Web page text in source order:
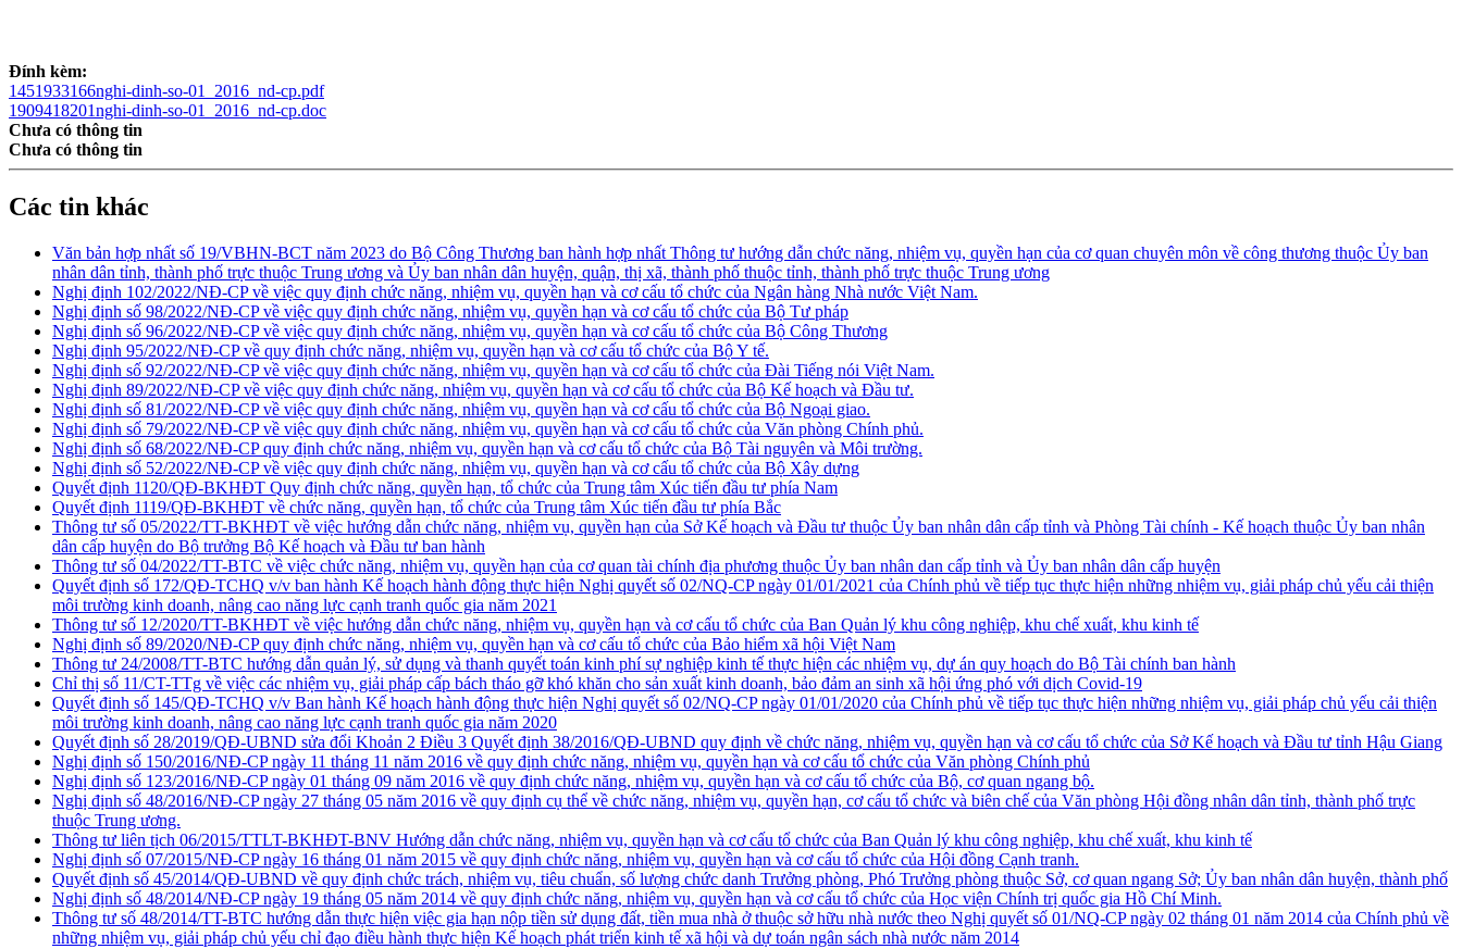
Đính kèm:
1451933166nghi-dinh-so-01_2016_nd-cp.pdf
1909418201nghi-dinh-so-01_2016_nd-cp.doc
Chưa có thông tin
Chưa có thông tin
Các tin khác
Văn bản hợp nhất số 19/VBHN-BCT năm 2023 do Bộ Công Thương ban hành hợp nhất Thông tư hướng dẫn chức năng, nhiệm vụ, quyền hạn của cơ quan chuyên môn về công thương thuộc Ủy ban
nhân dân tỉnh, thành phố trực thuộc Trung ương và Ủy ban nhân dân huyện, quận, thị xã, thành phố thuộc tỉnh, thành phố trực thuộc Trung ương
Nghị định 102/2022/NĐ-CP về việc quy định chức năng, nhiệm vụ, quyền hạn và cơ cấu tổ chức của Ngân hàng Nhà nước Việt Nam.
Nghị định số 98/2022/NĐ-CP về việc quy định chức năng, nhiệm vụ, quyền hạn và cơ cấu tổ chức của Bộ Tư pháp
Nghị định số 96/2022/NĐ-CP về việc quy định chức năng, nhiệm vụ, quyền hạn và cơ cấu tổ chức của Bộ Công Thương
Nghị định 95/2022/NĐ-CP về quy định chức năng, nhiệm vụ, quyền hạn và cơ cấu tổ chức của Bộ Y tế.
Nghị định số 92/2022/NĐ-CP về việc quy định chức năng, nhiệm vụ, quyền hạn và cơ cấu tổ chức của Đài Tiếng nói Việt Nam.
Nghị định 89/2022/NĐ-CP về việc quy định chức năng, nhiệm vụ, quyền hạn và cơ cấu tổ chức của Bộ Kế hoạch và Đầu tư.
Nghị định số 81/2022/NĐ-CP về việc quy định chức năng, nhiệm vụ, quyền hạn và cơ cấu tổ chức của Bộ Ngoại giao.
Nghị định số 79/2022/NĐ-CP về việc quy định chức năng, nhiệm vụ, quyền hạn và cơ cấu tổ chức của Văn phòng Chính phủ.
Nghị định số 68/2022/NĐ-CP quy định chức năng, nhiệm vụ, quyền hạn và cơ cấu tổ chức của Bộ Tài nguyên và Môi trường.
Nghị định số 52/2022/NĐ-CP về việc quy định chức năng, nhiệm vụ, quyền hạn và cơ cấu tổ chức của Bộ Xây dựng
Quyết định 1120/QĐ-BKHĐT Quy định chức năng, quyền hạn, tổ chức của Trung tâm Xúc tiến đầu tư phía Nam
Quyết định 1119/QĐ-BKHĐT về chức năng, quyền hạn, tổ chức của Trung tâm Xúc tiến đầu tư phía Bắc
Thông tư số 05/2022/TT-BKHĐT về việc hướng dẫn chức năng, nhiệm vụ, quyền hạn của Sở Kế hoạch và Đầu tư thuộc Ủy ban nhân dân cấp tỉnh và Phòng Tài chính - Kế hoạch thuộc Ủy ban nhân
dân cấp huyện do Bộ trưởng Bộ Kế hoạch và Đầu tư ban hành
Thông tư số 04/2022/TT-BTC về việc chức năng, nhiệm vụ, quyền hạn của cơ quan tài chính địa phương thuộc Ủy ban nhân dan cấp tỉnh và Ủy ban nhân dân cấp huyện
Quyết định số 172/QĐ-TCHQ v/v ban hành Kế hoạch hành động thực hiện Nghị quyết số 02/NQ-CP ngày 01/01/2021 của Chính phủ về tiếp tục thực hiện những nhiệm vụ, giải pháp chủ yếu cải thiện
môi trường kinh doanh, nâng cao năng lực cạnh tranh quốc gia năm 2021
Thông tư số 12/2020/TT-BKHĐT về việc hướng dẫn chức năng, nhiệm vụ, quyền hạn và cơ cấu tổ chức của Ban Quản lý khu công nghiệp, khu chế xuất, khu kinh tế
Nghị định số 89/2020/NĐ-CP quy định chức năng, nhiệm vụ, quyền hạn và cơ cấu tổ chức của Bảo hiểm xã hội Việt Nam
Thông tư 24/2008/TT-BTC hướng dẫn quản lý, sử dụng và thanh quyết toán kinh phí sự nghiệp kinh tế thực hiện các nhiệm vụ, dự án quy hoạch do Bộ Tài chính ban hành
Chỉ thị số 11/CT-TTg về việc các nhiệm vụ, giải pháp cấp bách tháo gỡ khó khăn cho sản xuất kinh doanh, bảo đảm an sinh xã hội ứng phó với dịch Covid-19
Quyết định số 145/QĐ-TCHQ v/v Ban hành Kế hoạch hành động thực hiện Nghị quyết số 02/NQ-CP ngày 01/01/2020 của Chính phủ về tiếp tục thực hiện những nhiệm vụ, giải pháp chủ yếu cải thiện
môi trường kinh doanh, nâng cao năng lực cạnh tranh quốc gia năm 2020
Quyết định số 28/2019/QĐ-UBND sửa đổi Khoản 2 Điều 3 Quyết định 38/2016/QĐ-UBND quy định về chức năng, nhiệm vụ, quyền hạn và cơ cấu tổ chức của Sở Kế hoạch và Đầu tư tỉnh Hậu Giang
Nghị định số 150/2016/NĐ-CP ngày 11 tháng 11 năm 2016 về quy định chức năng, nhiệm vụ, quyền hạn và cơ cấu tổ chức của Văn phòng Chính phủ
Nghị định số 123/2016/NĐ-CP ngày 01 tháng 09 năm 2016 về quy định chức năng, nhiệm vụ, quyền hạn và cơ cấu tổ chức của Bộ, cơ quan ngang bộ.
Nghị định số 48/2016/NĐ-CP ngày 27 tháng 05 năm 2016 về quy định cụ thể về chức năng, nhiệm vụ, quyền hạn, cơ cấu tổ chức và biên chế của Văn phòng Hội đồng nhân dân tỉnh, thành phố trực
thuộc Trung ương.
Thông tư liên tịch 06/2015/TTLT-BKHĐT-BNV Hướng dẫn chức năng, nhiệm vụ, quyền hạn và cơ cấu tổ chức của Ban Quản lý khu công nghiệp, khu chế xuất, khu kinh tế
Nghị định số 07/2015/NĐ-CP ngày 16 tháng 01 năm 2015 về quy định chức năng, nhiệm vụ, quyền hạn và cơ cấu tổ chức của Hội đồng Cạnh tranh.
Quyết định số 45/2014/QĐ-UBND về quy định chức trách, nhiệm vụ, tiêu chuẩn, số lượng chức danh Trưởng phòng, Phó Trưởng phòng thuộc Sở, cơ quan ngang Sở; Ủy ban nhân dân huyện, thành phố
Nghị định số 48/2014/NĐ-CP ngày 19 tháng 05 năm 2014 về quy định chức năng, nhiệm vụ, quyền hạn và cơ cấu tổ chức của Học viện Chính trị quốc gia Hồ Chí Minh.
Thông tư số 48/2014/TT-BTC hướng dẫn thực hiện việc gia hạn nộp tiền sử dụng đất, tiền mua nhà ở thuộc sở hữu nhà nước theo Nghị quyết số 01/NQ-CP ngày 02 tháng 01 năm 2014 của Chính phủ về
những nhiệm vụ, giải pháp chủ yếu chỉ đạo điều hành thực hiện Kế hoạch phát triển kinh tế xã hội và dự toán ngân sách nhà nước năm 2014